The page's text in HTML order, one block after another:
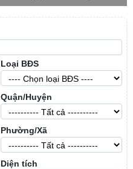
Loại BĐS
Quận/Huyện
Phường/Xã
Diện tích